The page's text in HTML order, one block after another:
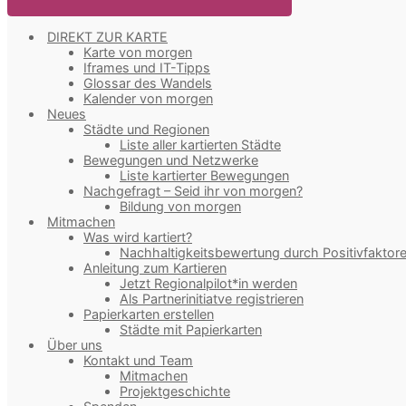
DIREKT ZUR KARTE
Karte von morgen
Iframes und IT-Tipps
Glossar des Wandels
Kalender von morgen
Neues
Städte und Regionen
Liste aller kartierten Städte
Bewegungen und Netzwerke
Liste kartierter Bewegungen
Nachgefragt – Seid ihr von morgen?
Bildung von morgen
Mitmachen
Was wird kartiert?
Nachhaltigkeitsbewertung durch
Anleitung zum Kartieren
Jetzt Regionalpilot*in werden
Als Partnerinitiatve registrieren
Papierkarten erstellen
Städte mit Papierkarten
Über uns
Kontakt und Team
Mitmachen
Projektgeschichte